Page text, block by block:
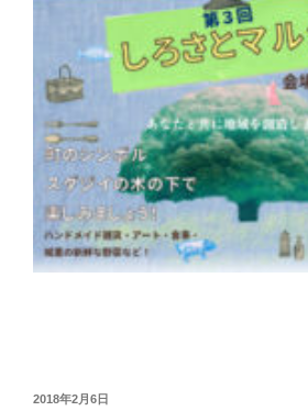
投
2018年2月6日